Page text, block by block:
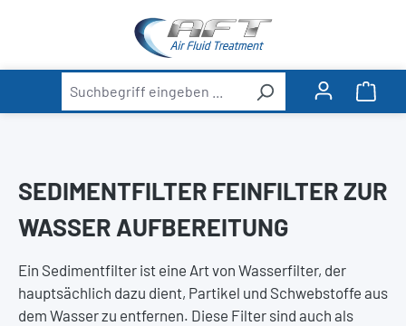
SEDIMENTFILTER FEINFILTER ZUR
WASSER AUFBEREITUNG
Ein Sedimentfilter ist eine Art von Wasserfilter, der
hauptsächlich dazu dient, Partikel und Schwebstoffe aus
dem Wasser zu entfernen. Diese Filter sind auch als